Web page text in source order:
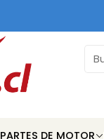
PARTES DE MOTOR